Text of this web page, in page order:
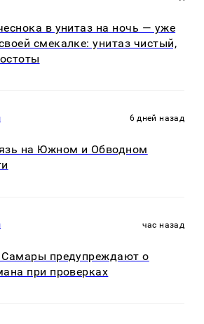
в унитаз на ночь — уже
смекалке: унитаз чистый,
6 дней назад
на Южном и Обводном
час назад
Самары предупреждают о
при проверках